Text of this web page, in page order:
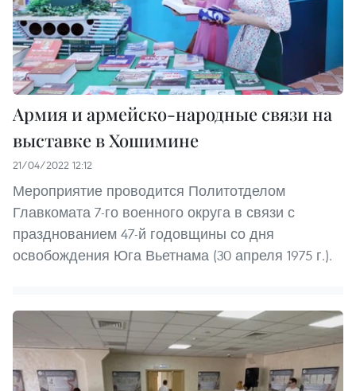
Армия и армейско-народные связи на
выставке в Хошимине
21/04/2022 12:12
Мероприятие проводится Политотделом
Главкомата 7-го военного округа в связи с
празднованием 47-й годовщины со дня
освобождения Юга Вьетнама (30 апреля 1975 г.).